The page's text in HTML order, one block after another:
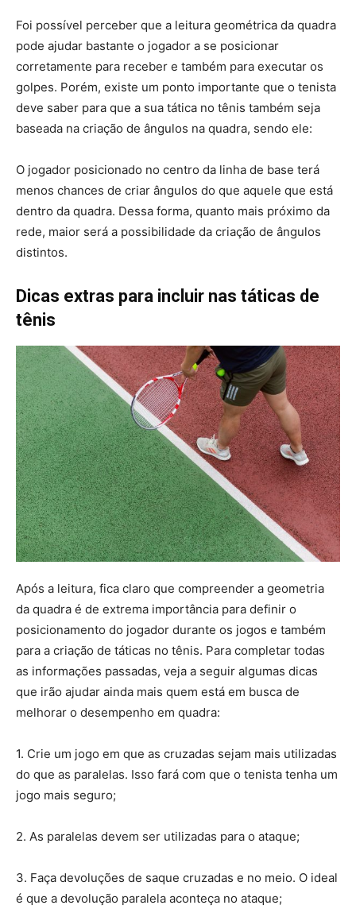
Foi possível perceber que a leitura geométrica da quadra
pode ajudar bastante o jogador a se posicionar
corretamente para receber e também para executar os
golpes. Porém, existe um ponto importante que o tenista
deve saber para que a sua tática no tênis também seja
baseada na criação de ângulos na quadra, sendo ele:
O jogador posicionado no centro da linha de base terá
menos chances de criar ângulos do que aquele que está
dentro da quadra. Dessa forma, quanto mais próximo da
rede, maior será a possibilidade da criação de ângulos
distintos.
Dicas extras para incluir nas táticas de
tênis
Após a leitura, fica claro que compreender a geometria
da quadra é de extrema importância para definir o
posicionamento do jogador durante os jogos e também
para a criação de táticas no tênis. Para completar todas
as informações passadas, veja a seguir algumas dicas
que irão ajudar ainda mais quem está em busca de
melhorar o desempenho em quadra:
1. Crie um jogo em que as cruzadas sejam mais utilizadas
do que as paralelas. Isso fará com que o tenista tenha um
jogo mais seguro;
2. As paralelas devem ser utilizadas para o ataque;
3. Faça devoluções de saque cruzadas e no meio. O ideal
é que a devolução paralela aconteça no ataque;